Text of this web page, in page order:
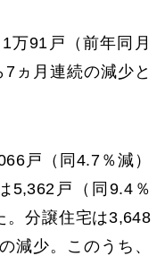
万91戸（前年同月
ヵ月連続の減少と
戸（同4.7％減）
5,362戸（同9.4％
。分譲住宅は3,648
減少。このうち、